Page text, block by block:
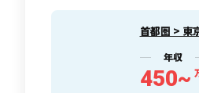
首都圏 > 東
年収
450~